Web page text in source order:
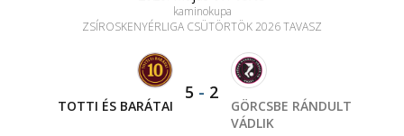
kaminokupa
ZSÍROSKENYÉRLIGA CSÜTÖRTÖK 2026 TAVASZ
TOTTI ÉS BARÁTAI
5 - 2
GÖRCSBE RÁNDULT
VÁDLIK